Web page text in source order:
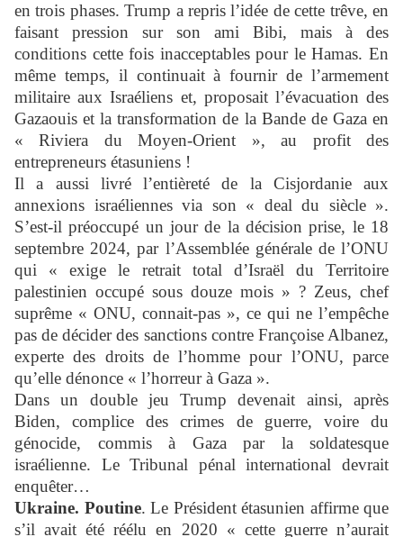
en trois phases. Trump a repris l’idée de cette trêve, en
faisant pression sur son ami Bibi, mais à des
conditions cette fois inacceptables pour le Hamas. En
même temps, il continuait à fournir de l’armement
militaire aux Israéliens et, proposait l’évacuation des
Gazaouis et la transformation de la Bande de Gaza en
« Riviera du Moyen-Orient », au profit des
entrepreneurs étasuniens !
Il a aussi livré l’entièreté de la Cisjordanie aux
annexions israéliennes via son « deal du siècle ».
S’est-il préoccupé un jour de la décision prise, le 18
septembre 2024, par l’Assemblée générale de l’ONU
qui « exige le retrait total d’Israël du Territoire
palestinien occupé sous douze mois » ? Zeus, chef
suprême « ONU, connait-pas », ce qui ne l’empêche
pas de décider des sanctions contre Françoise Albanez,
experte des droits de l’homme pour l’ONU, parce
qu’elle dénonce « l’horreur à Gaza ».
Dans un double jeu Trump devenait ainsi, après
Biden, complice des crimes de guerre, voire du
génocide, commis à Gaza par la soldatesque
israélienne. Le Tribunal pénal international devrait
enquêter…
Ukraine. Poutine. Le Président étasunien affirme que
s’il avait été réélu en 2020 « cette guerre n’aurait